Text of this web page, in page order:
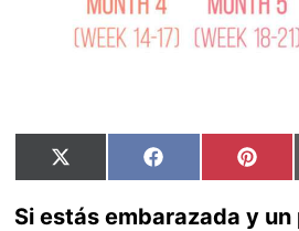
Compartir
en
X
(Twitter)
Compartir
en
Facebook
en
Si estás embarazada y